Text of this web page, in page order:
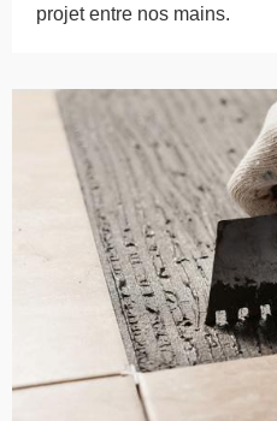
projet entre nos mains.